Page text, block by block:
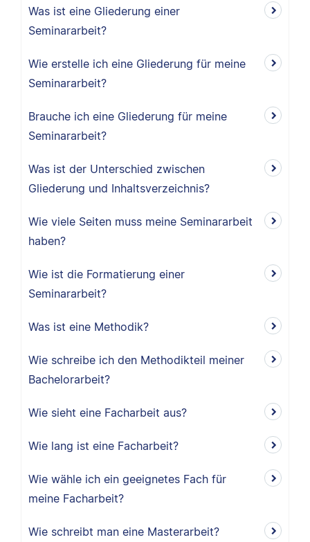
Was ist eine Gliederung einer
Seminararbeit?
Wie erstelle ich eine Gliederung für meine
Seminararbeit?
Brauche ich eine Gliederung für meine
Seminararbeit?
Was ist der Unterschied zwischen
Gliederung und Inhaltsverzeichnis?
Wie viele Seiten muss meine Seminararbeit
haben?
Wie ist die Formatierung einer
Seminararbeit?
Was ist eine Methodik?
Wie schreibe ich den Methodikteil meiner
Bachelorarbeit?
Wie sieht eine Facharbeit aus?
Wie lang ist eine Facharbeit?
Wie wähle ich ein geeignetes Fach für
meine Facharbeit?
Wie schreibt man eine Masterarbeit?